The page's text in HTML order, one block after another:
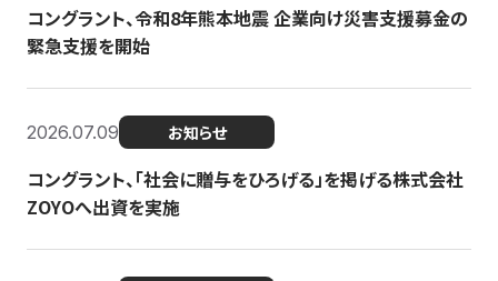
コングラント、令和8年熊本地震 企業向け災害支援募金の
緊急支援を開始
2026.07.09 お知らせ
コングラント、「社会に贈与をひろげる」を掲げる株式会社
ZOYOへ出資を実施